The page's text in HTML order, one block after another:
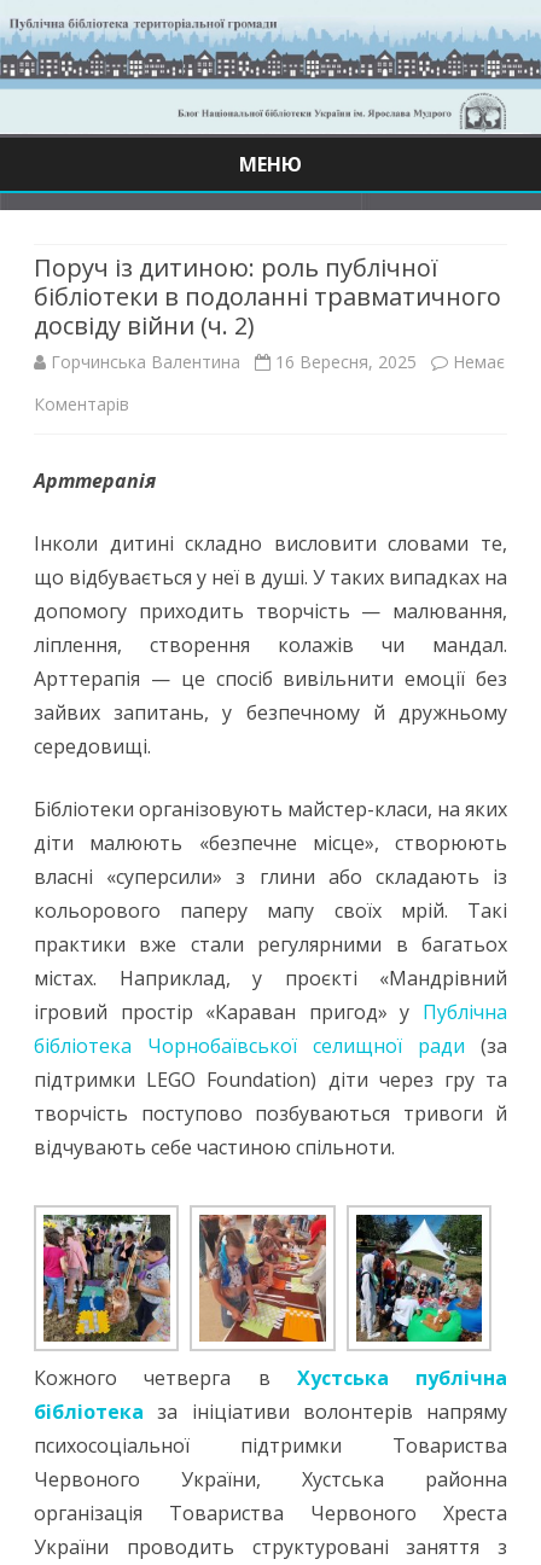
МЕНЮ
Поруч із дитиною: роль публічної
бібліотеки в подоланні травматичного
досвіду війни (ч. 2)
Горчинська Валентина 16 Вересня, 2025
Немає
Коментарів
із
роль
публічної
бібліотеки
подоланні
досвіду
війни
(ч.
2)
Арттерапія
Інколи дитині складно висловити словами те,
що відбувається у неї в душі. У таких випадках на
допомогу приходить творчість — малювання,
ліплення, створення колажів чи мандал.
Арттерапія — це спосіб вивільнити емоції без
зайвих запитань, у безпечному й дружньому
середовищі.
Бібліотеки організовують майстер-класи, на яких
діти малюють «безпечне місце», створюють
власні «суперсили» з глини або складають із
кольорового паперу мапу своїх мрій. Такі
практики вже стали регулярними в багатьох
містах. Наприклад, у проєкті «Мандрівний
ігровий простір «Караван пригод» у Публічна
бібліотека Чорнобаївської селищної ради (за
підтримки LEGO Foundation) діти через гру та
творчість поступово позбуваються тривоги й
відчувають себе частиною спільноти.
Кожного четверга в Хустська публічна
бібліотека за ініціативи волонтерів напряму
психосоціальної підтримки Товариства
Червоного України, Хустська районна
організація Товариства Червоного Хреста
України проводить структуровані заняття з